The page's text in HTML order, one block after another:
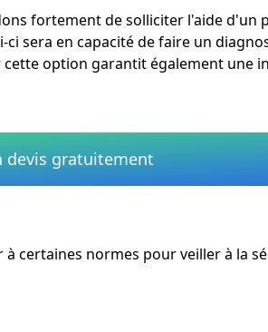
fortement de solliciter l'aide
sera en capacité de faire un
option garantit également une
devis gratuitement
normes pour veiller à la